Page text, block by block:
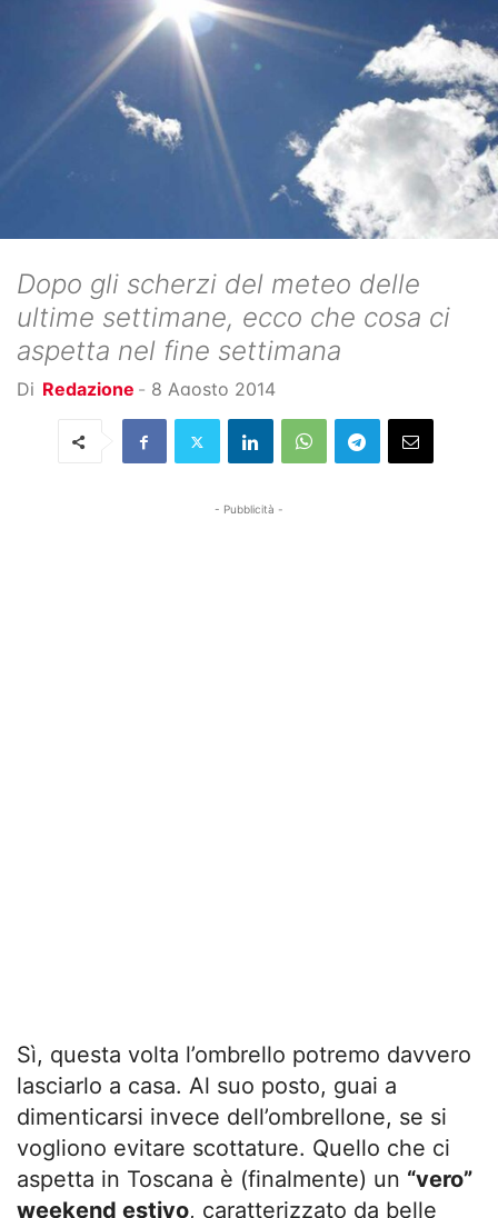
Dopo gli scherzi del meteo delle
ultime settimane, ecco che cosa ci
aspetta nel fine settimana
Di Redazione - 8 Agosto 2014
- Pubblicità -
Sì, questa volta l’ombrello potremo davvero
lasciarlo a casa. Al suo posto, guai a
dimenticarsi invece dell’ombrellone, se si
vogliono evitare scottature. Quello che ci
aspetta in Toscana è (finalmente) un “vero”
weekend estivo, caratterizzato da belle